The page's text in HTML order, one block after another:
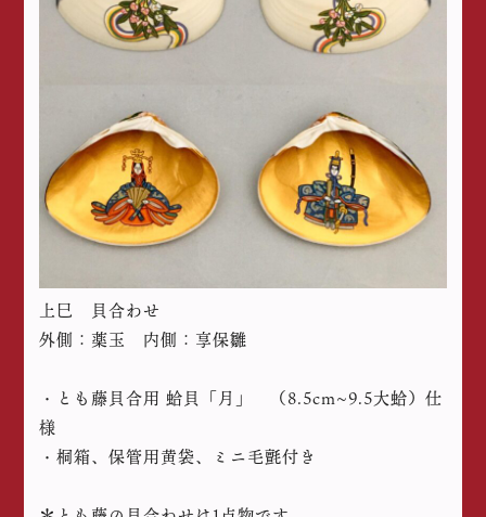
上巳 貝合わせ
外側：薬玉 内側：享保雛
・とも藤貝合用 蛤貝「月」 （8.5cm~9.5大蛤）仕
様
・桐箱、保管用黄袋、ミニ毛氈付き